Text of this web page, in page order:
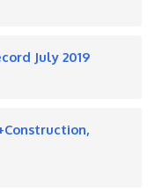
July 2019